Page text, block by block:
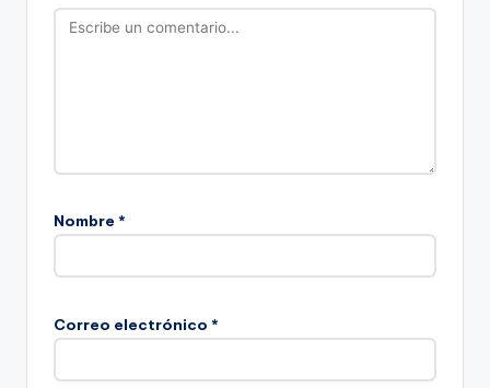
Nombre *
Correo electrónico *